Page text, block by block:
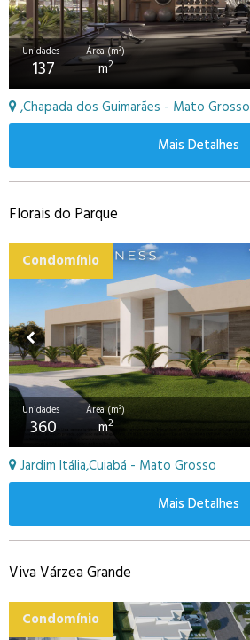
Unidades
137
Área (m²)
m2
,Chapada dos Guimarães - Mato Grosso
Mais Detalhes
Florais do Parque
Condomínio
Unidades
360
Área (m²)
m2
Jardim Itália,Cuiabá - Mato Grosso
Mais Detalhes
Viva Várzea Grande
Condomínio